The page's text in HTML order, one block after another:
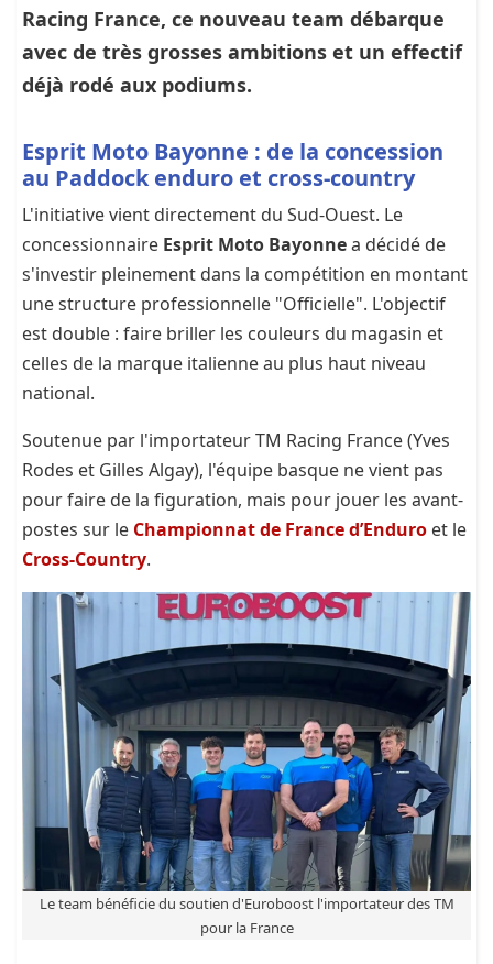
Racing France, ce nouveau team débarque
avec de très grosses ambitions et un effectif
déjà rodé aux podiums.
Esprit Moto Bayonne : de la concession
au Paddock enduro et cross-country
L'initiative vient directement du Sud-Ouest. Le
concessionnaire Esprit Moto Bayonnea décidé de
s'investir pleinement dans la compétition en montant
une structure professionnelle "Officielle". L'objectif
est double : faire briller les couleurs du magasin et
celles de la marque italienne au plus haut niveau
national.
Soutenue par l'importateur TM Racing France (Yves
Rodes et Gilles Algay), l'équipe basque ne vient pas
pour faire de la figuration, mais pour jouer les avant-
postes sur le Championnat de France d’Enduro et le
Cross-Country.
Le team bénéficie du soutien d'Euroboost l'importateur des TM
pour la France